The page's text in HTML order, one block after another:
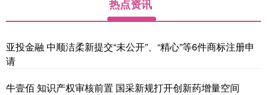
热点资讯
亚投金融 中顺洁柔新提交“未公开”、“精心”等6件商标注册申
请
牛壹佰 知识产权审核前置 国采新规打开创新药增量空间